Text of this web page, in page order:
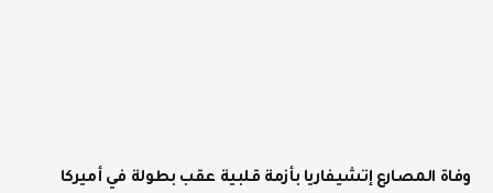
وفاة المصارع إتشيفاريا بأزمة قلبية عقب بطولة في أميركا